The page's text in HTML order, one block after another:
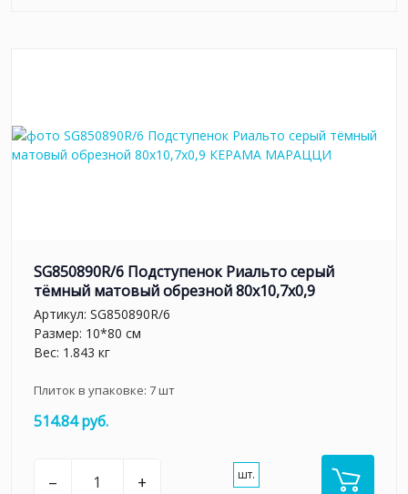
SG850890R/6 Подступенок Риальто серый
тёмный матовый обрезной 80x10,7x0,9
Артикул: SG850890R/6
Размер: 10*80 см
Вес: 1.843 кг
Плиток в упаковке: 7шт
514.84 руб.
– + шт.